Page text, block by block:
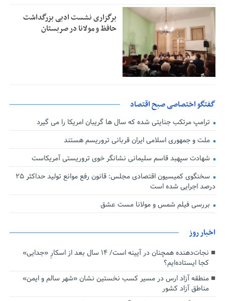
برگزاری نشست ادبی بزرگداشت
حافظ و مولانا در صربستان
گفتگو اختصاصی صبح اقتصاد
ترامپ مرتکب جنایتی شده که سال ها گریبان امریکا را می گیرد
ملت و جمهوری اسلامی ایران قربانی تروریسم هستند
شهادت سپهبد قاسم سلیمانی نشانگر خوی تروریستی آمریکاست
سخنگوی کمیسیون اقتصادی مجلس: قانون رفع موانع تولید حداکثر ۲۵
درصد اجرایی شده است
بررسی فیلم شمس و مولانا مست عشق
اخبار روز
نجات‌دهنده‌ همچنان در آیینه است/ ۱۴ سال بعد از اسکارِ «جدایی»
کجا ایستاده‌ایم؟
منطقه آزاد ارس در مسیر کسب نخستین نشان «شهر سالم و ایمن»
مناطق آزاد کشور